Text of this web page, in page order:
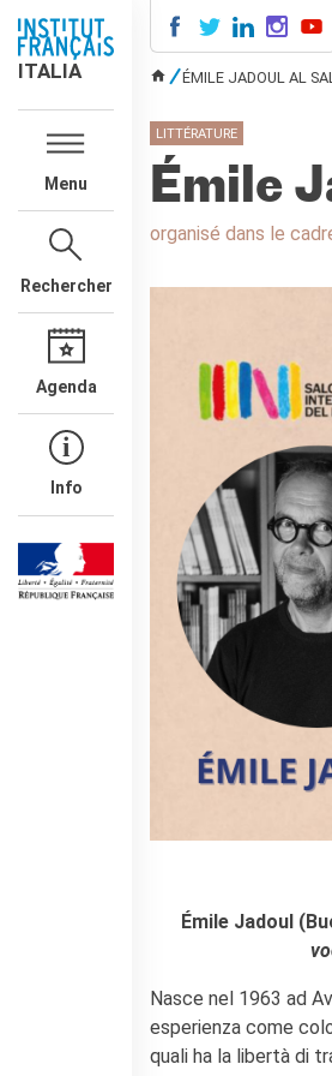
ITALIA
Menu
Rechercher
Agenda
Info
ITALIA
AGENDA
COURS DE FRANÇAIS
LE MONDE
Contatti
Francofonia
France-Italie
SPECTACLE
ARTS VISUELS
La festa della musica
Nouveau Grand Tour
Exaequa
Operazioni artistiche
CINÉMA ET
Fuori Sala
La Francia al Cinema
Rendez-vous
Residenza XR
LIVRES
DÉBATS D'IDÉES
INNOVATION
Soutien à la
Programme
QUI SOMMES-
ÉMILE JADOUL AL
LITTÉRATURE
Émile
organisé dans le
Émile Jadoul
Nasce nel 1963 ad
esperienza come
quali ha la libertà di